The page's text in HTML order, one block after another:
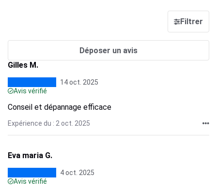
Filtrer
Déposer un avis
Gilles M.
14 oct. 2025
Avis vérifié
Conseil et dépannage efficace
Expérience du : 2 oct. 2025
Eva maria G.
4 oct. 2025
Avis vérifié